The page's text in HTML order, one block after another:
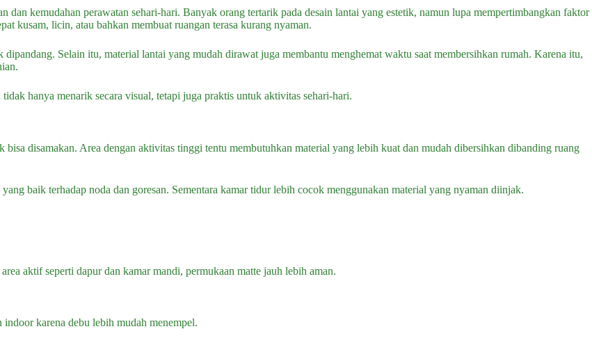
kemudahan perawatan sehari-hari. Banyak orang tertarik pada desain lantai yang estetik, namun lupa mempertimbangkan faktor
kusam, licin, atau bahkan membuat ruangan terasa kurang nyaman.
Selain itu, material lantai yang mudah dirawat juga membantu menghemat waktu saat membersihkan rumah. Karena itu,
hanya menarik secara visual, tetapi juga praktis untuk aktivitas sehari-hari.
disamakan. Area dengan aktivitas tinggi tentu membutuhkan material yang lebih kuat dan mudah dibersihkan dibanding ruang
baik terhadap noda dan goresan. Sementara kamar tidur lebih cocok menggunakan material yang nyaman diinjak.
aktif seperti dapur dan kamar mandi, permukaan matte jauh lebih aman.
karena debu lebih mudah menempel.